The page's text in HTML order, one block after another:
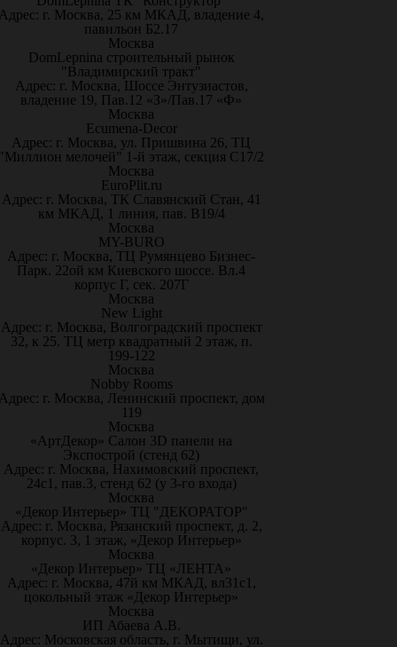
г. Москва, 25 км МКАД, владение 4,
павильон Б2.17
Москва
DomLepnina строительный рынок
"Владимирский тракт"
Адрес: г. Москва, Шоссе Энтузиастов,
владение 19, Пав.12 «З»/Пав.17 «Ф»
Москва
Ecumena-Decor
Адрес: г. Москва, ул. Пришвина 26, ТЦ
мелочей" 1-й этаж, секция С17/2
Москва
EuroPlit.ru
Адрес: г. Москва, ТК Славянский Стан, 41
км МКАД, 1 линия, пав. В19/4
Москва
MY-BURO
Адрес: г. Москва, ТЦ Румянцево Бизнес-
Парк. 22ой км Киевского шоссе. Вл.4
корпус Г, сек. 207Г
Москва
New Light
Адрес: г. Москва, Волгоградский проспект
32, к 25. ТЦ метр квадратный 2 этаж, п.
199-122
Москва
Nobby Rooms
г. Москва, Ленинский проспект, дом
119
Москва
«АртДекор» Салон 3D панели на
Экспострой (стенд 62)
Адрес: г. Москва, Нахимовский проспект,
24с1, пав.3, стенд 62 (у 3-го входа)
Москва
«Декор Интерьер» ТЦ "ДЕКОРАТОР"
Адрес: г. Москва, Рязанский проспект, д. 2,
корпус. 3, 1 этаж, «Декор Интерьер»
Москва
«Декор Интерьер» ТЦ «ЛЕНТА»
Адрес: г. Москва, 47й км МКАД, вл31с1,
цокольный этаж «Декор Интерьер»
Москва
ИП Абаева А.В.
Адрес: Московская область, г. Мытищи, ул.